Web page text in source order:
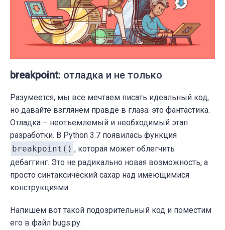
breakpoint: отладка и не только
Разумеется, мы все мечтаем писать идеальный код,
но давайте взглянем правде в глаза: это фантастика.
Отладка – неотъемлемый и необходимый этап
разработки. В Python 3.7 появилась функция
breakpoint() , которая может облегчить
дебаггинг. Это не радикально новая возможность, а
просто синтаксический сахар над имеющимися
конструкциями.
Напишем вот такой подозрительный код и поместим
его в файл bugs.py: